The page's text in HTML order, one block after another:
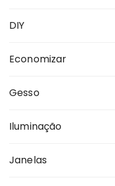
DIY
Economizar
Gesso
Iluminação
Janelas